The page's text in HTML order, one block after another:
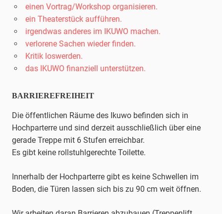
einen Vortrag/Workshop organisieren.
ein Theaterstück aufführen.
irgendwas anderes im IKUWO machen.
verlorene Sachen wieder finden.
Kritik loswerden.
das IKUWO finanziell unterstützen.
BARRIEREFREIHEIT
Die öffentlichen Räume des Ikuwo befinden sich in
Hochparterre und sind derzeit ausschließlich über eine
gerade Treppe mit 6 Stufen erreichbar.
Es gibt keine rollstuhlgerechte Toilette.
Innerhalb der Hochparterre gibt es keine Schwellen im
Boden, die Türen lassen sich bis zu 90 cm weit öffnen.